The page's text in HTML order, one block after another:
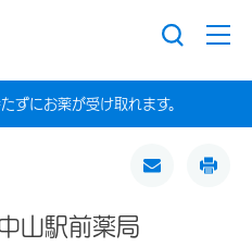
ずにお薬が受け取れます。
山駅前薬局